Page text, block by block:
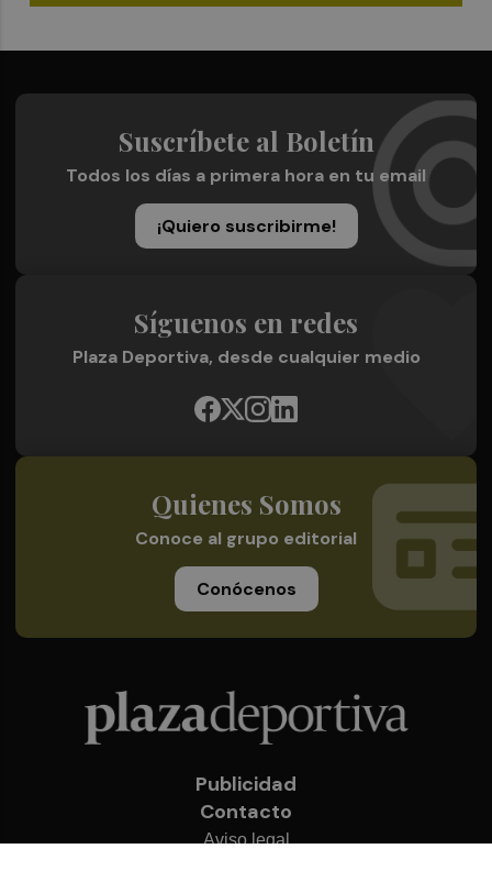
Suscríbete al Boletín
Todos los días a primera hora en tu email
¡Quiero suscribirme!
Síguenos en redes
Plaza Deportiva, desde cualquier medio
Quienes Somos
Conoce al grupo editorial
Conócenos
Publicidad
Contacto
Aviso legal